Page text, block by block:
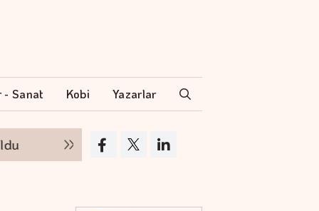
- Sanat Kobi Yazarlar
Doğru boya seçimi konutun değerini